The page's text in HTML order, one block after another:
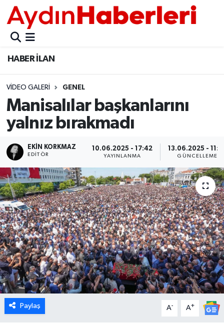
HABER İLAN
VIDEO GALERI GENEL
Manisalılar başkanlarını
yalnız bırakmadı
EKIN KORKMAZ
EDITÖR
10.06.2025 - 17:42
YAYINLANMA
13.06.2025 -
GÜNCELLEME
Paylaş A- A+
GÜNCEL
POLİTİKA
BELEDİYELER
ASAYİŞ
ÇEVRE
DIŞ
DÜNYA
EGE
EĞİTİM
Aydın Nöbetçi Eczaneler
Aydın Hava Durumu
Aydin Namaz Vakitleri
Aydın Trafik Yoğunluk Haritası
Son Dakika Haberleri
Haber Arşivi